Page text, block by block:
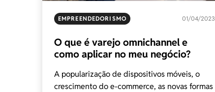
EMPREENDEDORISMO 01/04/2023
O que é varejo omnichannel e
como aplicar no meu negócio?
A popularização de dispositivos móveis, o
crescimento do e-commerce, as novas formas